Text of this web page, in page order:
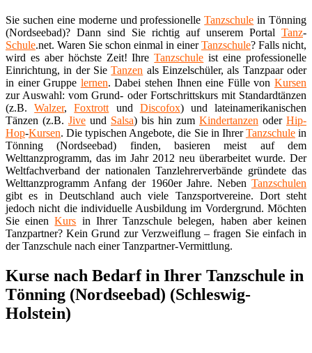
Sie suchen eine moderne und professionelleTanzschule in Tönning
(Nordseebad)? Dann sind Sie richtig auf unserem Portal Tanz-
Schule.net. Waren Sie schon einmal in einerTanzschule? Falls nicht,
wird es aber höchste Zeit! IhreTanzschule ist eine professionelle
Einrichtung, in der SieTanzen als Einzelschüler, als Tanzpaar oder
in einer Gruppe lernen. Dabei stehen Ihnen eine Fülle vonKursen
zur Auswahl: vom Grund- oder Fortschrittskurs mit Standardtänzen
(z.B.Walzer,Foxtrott und Discofox) und lateinamerikanischen
Tänzen (z.B. Jive und Salsa) bis hin zum Kindertanzen oder Hip-
Hop-Kursen. Die typischen Angebote, die Sie in IhrerTanzschulein
Tönning (Nordseebad) finden, basieren meist auf dem
Welttanzprogramm, das im Jahr 2012 neu überarbeitet wurde. Der
Weltfachverband der nationalen Tanzlehrerverbände gründete das
Welttanzprogramm Anfang der 1960er Jahre. Neben Tanzschulen
gibt es in Deutschland auch viele Tanzsportvereine. Dort steht
jedoch nicht die individuelle Ausbildung im Vordergrund. Möchten
Sie einenKurs in Ihrer Tanzschule belegen, haben aber keinen
Tanzpartner? Kein Grund zur Verzweiflung – fragen Sie einfach in
der Tanzschule nach einer Tanzpartner-Vermittlung.
Kurse nach Bedarf in Ihrer Tanzschule in
Tönning (Nordseebad) (Schleswig-
Holstein)